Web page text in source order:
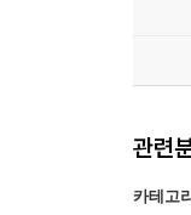
관련
카테고